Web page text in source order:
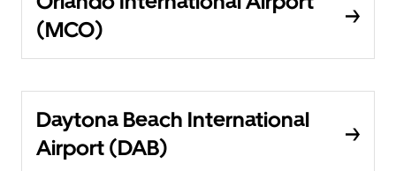
(MCO)
Daytona Beach International
Airport (DAB)